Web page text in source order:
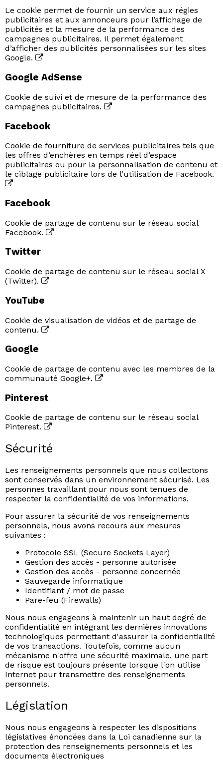
Le cookie permet de fournir un service aux régies
publicitaires et aux annonceurs pour l’affichage de
publicités et la mesure de la performance des
campagnes publicitaires. Il permet également
d’afficher des publicités personnalisées sur les sites
Google.
Google AdSense
Cookie de suivi et de mesure de la performance des
campagnes publicitaires.
Facebook
Cookie de fourniture de services publicitaires tels que
les offres d’enchères en temps réel d’espace
publicitaires ou pour la personnalisation de contenu et
le ciblage publicitaire lors de l’utilisation de Facebook.
Facebook
Cookie de partage de contenu sur le réseau social
Facebook.
Twitter
Cookie de partage de contenu sur le réseau social X
(Twitter).
YouTube
Cookie de visualisation de vidéos et de partage de
contenu.
Google
Cookie de partage de contenu avec les membres de la
communauté Google+.
Pinterest
Cookie de partage de contenu sur le réseau social
Pinterest.
Sécurité
Les renseignements personnels que nous collectons
sont conservés dans un environnement sécurisé. Les
personnes travaillant pour nous sont tenues de
respecter la confidentialité de vos informations.
Pour assurer la sécurité de vos renseignements
personnels, nous avons recours aux mesures
suivantes :
Protocole SSL (Secure Sockets Layer)
Gestion des accès - personne autorisée
Gestion des accès - personne concernée
Sauvegarde informatique
Identifiant / mot de passe
Pare-feu (Firewalls)
Nous nous engageons à maintenir un haut degré de
confidentialité en intégrant les dernières innovations
technologiques permettant d'assurer la confidentialité
de vos transactions. Toutefois, comme aucun
mécanisme n'offre une sécurité maximale, une part
de risque est toujours présente lorsque l'on utilise
Internet pour transmettre des renseignements
personnels.
Législation
Nous nous engageons à respecter les dispositions
législatives énoncées dans la Loi canadienne sur la
protection des renseignements personnels et les
documents électroniques